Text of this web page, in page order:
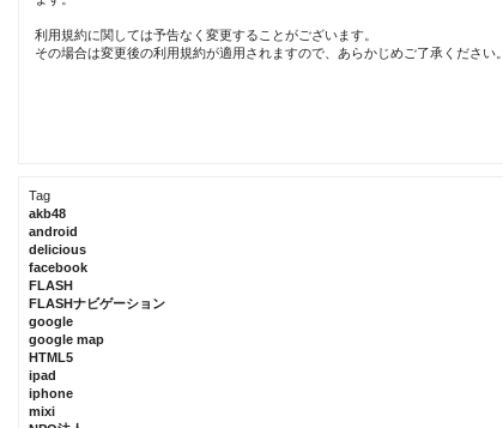
利用規約に関しては予告なく変更することがございます。
その場合は変更後の利用規約が適用されますので、あらかじめご了承ください。
Tag
akb48
android
delicious
facebook
FLASH
FLASHナビゲーション
google
google map
HTML5
ipad
iphone
mixi